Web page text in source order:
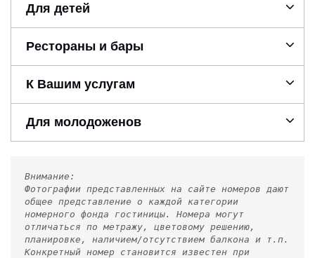
Для детей
Рестораны и бары
К Вашим услугам
Для молодоженов
Внимание:
Фотографии представленных на сайте номеров дают
общее представление о каждой категории
номерного фонда гостиницы. Номера могут
отличаться по метражу, цветовому решению,
планировке, наличием/отсутствием балкона и т.п.
Конкретный номер становится известен при